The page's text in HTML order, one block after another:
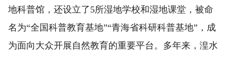
地科普馆，还设立了5所湿地学校和湿地课堂，被命
名为“全国科普教育基地”“青海省科研科普基地”，成
为面向大众开展自然教育的重要平台。多年来，湟水